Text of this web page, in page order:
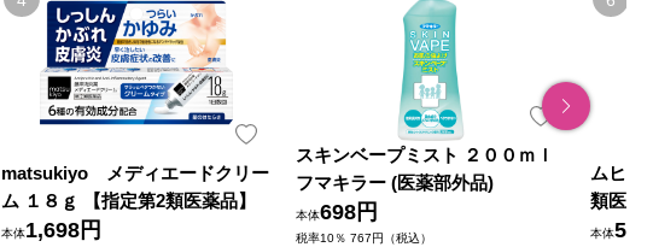
matsukiyo メディエードクリー
ム １８ｇ 【指定第2類医薬品】
本体1,698円
スキンベープミスト ２００ｍｌ
フマキラー (医薬部外品)
本体698円
税率10％ 767円（税込）
ムヒＳ
類医薬
本体